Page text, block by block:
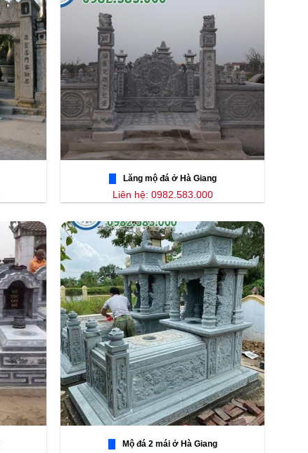
Lăng mộ đá ở Hà Giang
Liên hệ: 0982.583.000
Mộ đá 2 mái ở Hà Giang